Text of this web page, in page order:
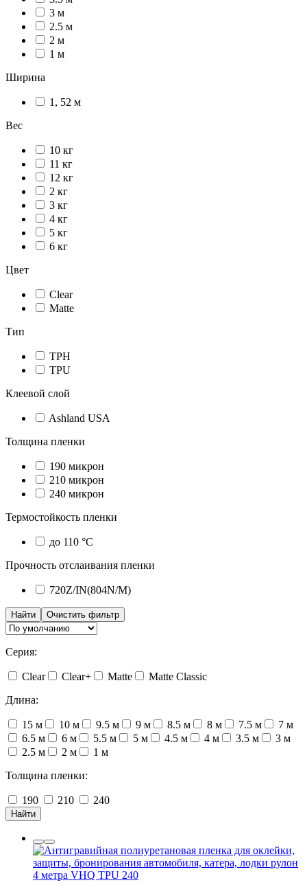
3 м
2.5 м
2 м
1 м
Ширина
1, 52 м
Вес
10 кг
11 кг
12 кг
2 кг
3 кг
4 кг
5 кг
6 кг
Цвет
Сlear
Matte
Тип
TPH
TPU
Клеевой слой
Ashland USA
Толщина пленки
190 микрон
210 микрон
240 микрон
Термостойкость пленки
до 110 °C
Прочность отслаивания пленки
720Z/IN(804N/M)
Найти Очистить фильтр
Серия:
Clear Clear+ Matte
Matte Classic
Длина:
15 м 10 м 9.5 м 9 м 8.5 м 8 м 7.5 м
7 м
6.5 м
6 м 5.5 м 5 м 4.5 м 4 м 3.5 м
3 м
2.5 м
2 м
1 м
Толщина пленки:
190 210 240
Найти